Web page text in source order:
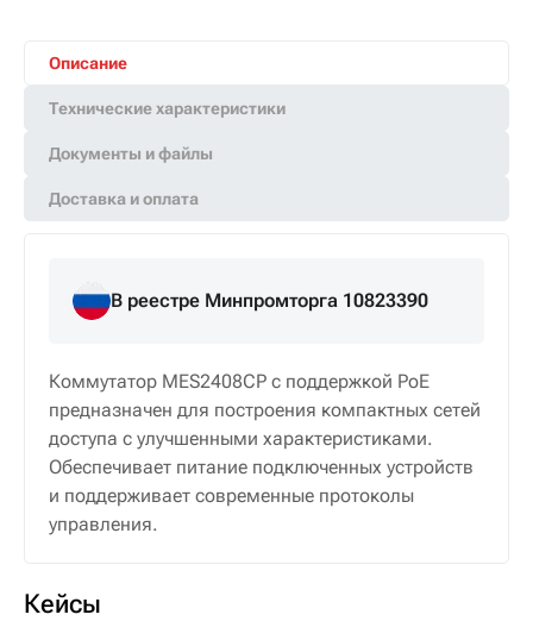
Описание
Технические характеристики
Документы и файлы
Доставка и оплата
В реестре Минпромторга 10823390
Коммутатор MES2408CP с поддержкой PoE
предназначен для построения компактных сетей
доступа с улучшенными характеристиками.
Обеспечивает питание подключенных устройств
и поддерживает современные протоколы
управления.
Кейсы